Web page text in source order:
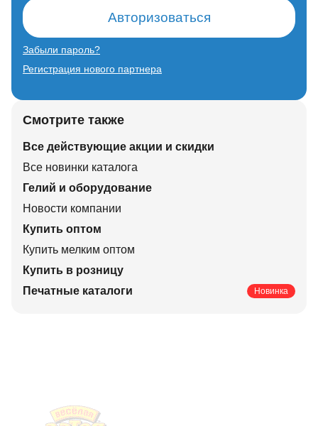
Авторизоваться
Забыли пароль?
Регистрация нового партнера
Смотрите также
Все действующие акции и скидки
Все новинки каталога
Гелий и оборудование
Новости компании
Купить оптом
Купить мелким оптом
Купить в розницу
Печатные каталоги
Новинка